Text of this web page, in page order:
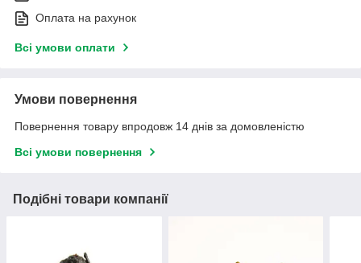
Оплата на рахунок
Всі умови оплати
Умови повернення
Повернення товару впродовж 14 днів за домовленістю
Всі умови повернення
Подібні товари компанії